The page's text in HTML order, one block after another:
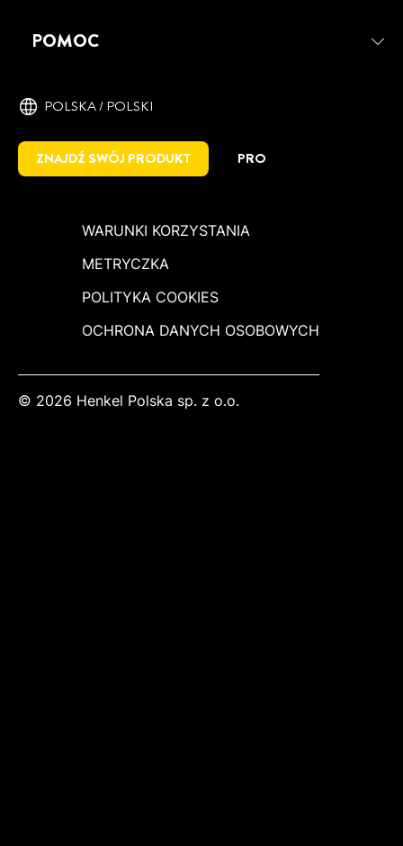
POMOC
POLSKA / POLSKI
ZNAJDŹ SWÓJ PRODUKT PRO
WARUNKI KORZYSTANIA
METRYCZKA
POLITYKA COOKIES
OCHRONA DANYCH OSOBOWYCH
© 2026 Henkel Polska sp. z o.o.